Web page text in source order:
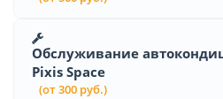
Обслуживание
Pixis Space
(от 300 руб.)